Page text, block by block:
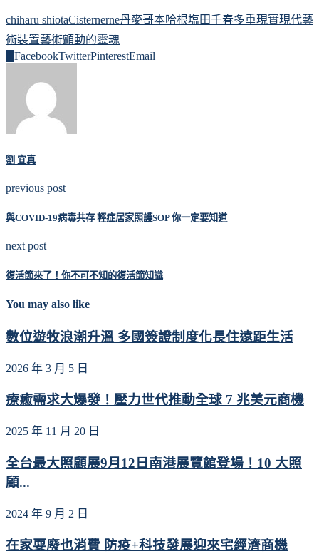
chiharu shiotaCisternerne丹麥哥本哈根塩田千春多重現實現代藝
術裝置藝術顫動的靈魂
FacebookTwitterPinterestEmail
劉 宜真
previous post
與COVID-19病毒共存 輕症居家照護SOP 你一定要知道
next post
復活節來了！你不可不知的復活節知識
You may also like
數位遊牧浪潮升溫 多國簽證制度化長住遠距生活
2026 年 3 月 5 日
療癒需求大爆發！壓力世代推動全球 7 兆美元商機
2025 年 11 月 20 日
全台最大照顧展9月12日南港展覽館登場！10 大照
顧...
2024 年 9 月 2 日
在家耍廢也消費 防疫+科技發展迎來宅經濟商機